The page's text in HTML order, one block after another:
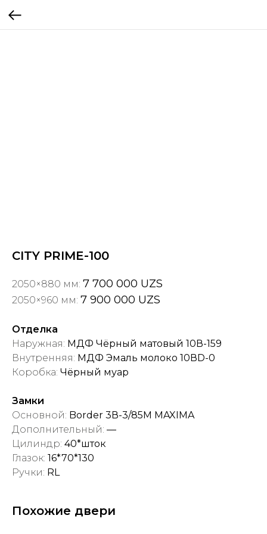
CITY PRIME-100
2050×880 мм: 7 700 000 UZS
2050×960 мм: 7 900 000 UZS
Отделка
Наружная: МДФ Чёрный матовый 10В-159
Внутренняя: МДФ Эмаль молоко 10ВD-0
Коробка: Чёрный муар
Замки
Основной: Border 3В-3/85М MAXIMA
Дополнительный: —
Цилиндр: 40*шток
Глазок: 16*70*130
Ручки: RL
Похожие двери